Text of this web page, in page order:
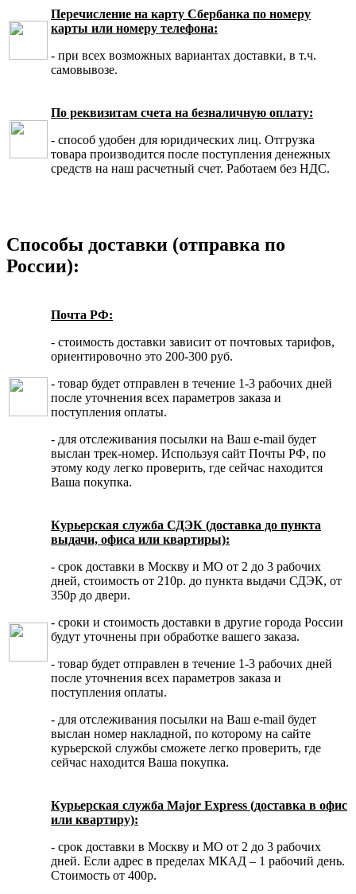
Перечисление на карту Сбербанка по номеру
карты или номеру телефона:
- при всех возможных вариантах доставки, в т.ч.
самовывозе.
По реквизитам счета на безналичную оплату:
- способ удобен для юридических лиц. Отгрузка
товара производится после поступления денежных
средств на наш расчетный счет. Работаем без НДС.
Способы доставки (отправка по
России):
Почта РФ:
- стоимость доставки зависит от почтовых тарифов,
ориентировочно это 200-300 руб.
- товар будет отправлен в течение 1-3 рабочих дней
после уточнения всех параметров заказа и
поступления оплаты.
- для отслеживания посылки на Ваш e-mail будет
выслан трек-номер. Используя сайт Почты РФ, по
этому коду легко проверить, где сейчас находится
Ваша покупка.
Курьерская служба СДЭК (доставка до пункта
выдачи, офиса или квартиры):
- срок доставки в Москву и МО от 2 до 3 рабочих
дней, стоимость от 210р. до пункта выдачи СДЭК, от
350р до двери.
- сроки и стоимость доставки в другие города России
будут уточнены при обработке вашего заказа.
- товар будет отправлен в течение 1-3 рабочих дней
после уточнения всех параметров заказа и
поступления оплаты.
- для отслеживания посылки на Ваш e-mail будет
выслан номер накладной, по которому на сайте
курьерской службы сможете легко проверить, где
сейчас находится Ваша покупка.
Курьерская служба Major Express (доставка в офис
или квартиру):
- срок доставки в Москву и МО от 2 до 3 рабочих
дней. Если адрес в пределах МКАД – 1 рабочий день.
Стоимость от 400р.